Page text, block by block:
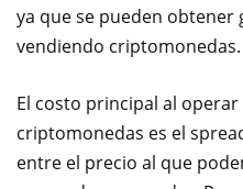
ya que se pueden obtener
vendiendo criptomonedas.
El costo principal al operar
criptomonedas es el
entre el precio al que